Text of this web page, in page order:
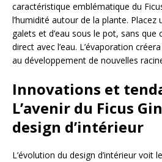
caractéristique emblématique du
l’humidité autour de la plante. Placez
galets et d’eau sous le pot, sans
direct avec l’eau. L’évaporation
au développement de nouvelles
Innovations et
L’avenir du Ficus
design d’intérieur
L’évolution du design d’intérieur voit le